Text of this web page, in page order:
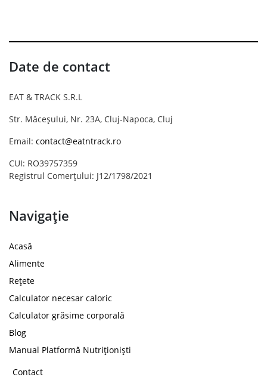
Date de contact
EAT & TRACK S.R.L
Str. Măceșului, Nr. 23A, Cluj-Napoca, Cluj
Email: contact@eatntrack.ro
CUI: RO39757359
Registrul Comerțului: J12/1798/2021
Navigație
Acasă
Alimente
Rețete
Calculator necesar caloric
Calculator grăsime corporală
Blog
Manual Platformă Nutriționiști
Contact